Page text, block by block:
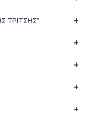
+
ΤΡΙΤΣΗΣ”
+
+
+
+